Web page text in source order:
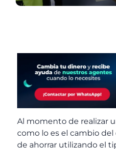
Al momento de realizar
como lo es el cambio
de ahorrar utilizando el